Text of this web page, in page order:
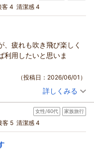
/税込)
す。
礼申し上げます。
。
しく思います。
ように日々サービス向
。
客 4 清潔感 4
疲れも吹き飛び楽しく
利用したいと思いま
（投稿日：2026/06/01）
食事なし
/税込)
詳しくみる
女性/60代 家族旅行
客 5 清潔感 4